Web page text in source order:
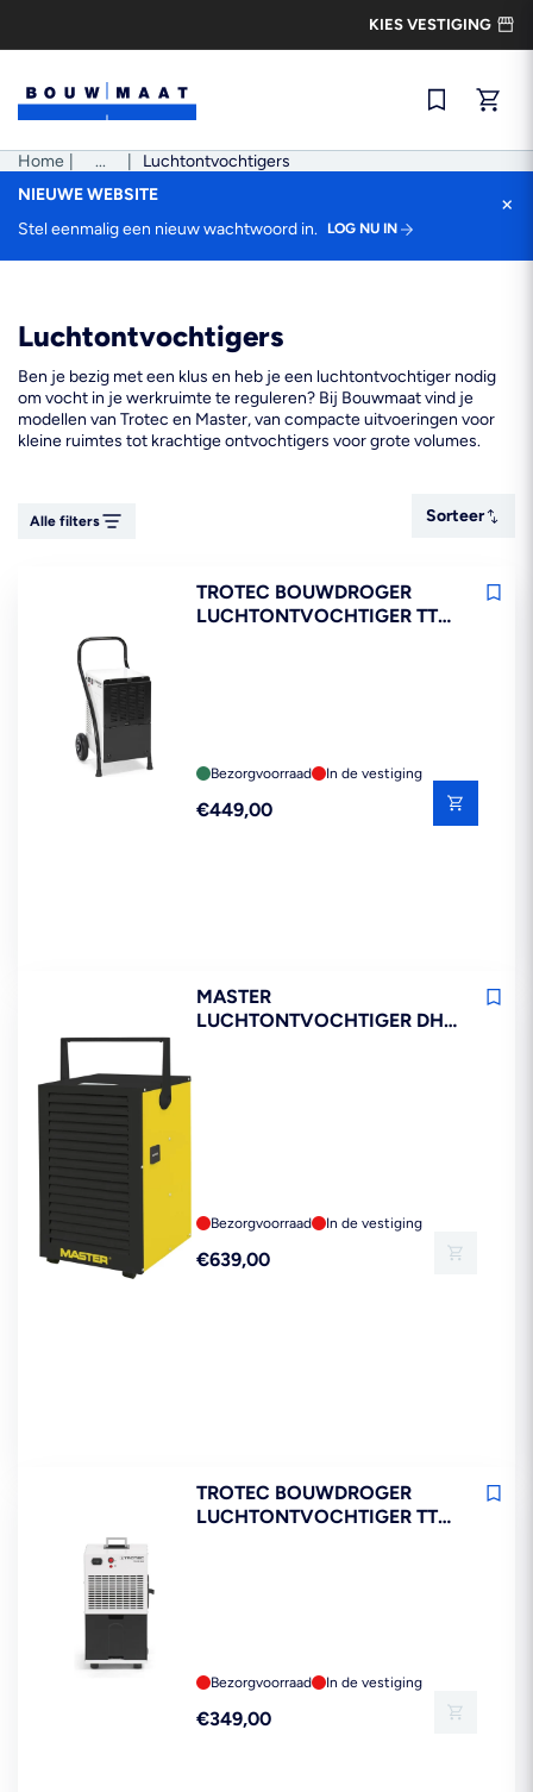
inhoud
KIES VESTIGING
Snel
Home ...
Pad
Luchtontvochtigers
NIEUWE WEBSITE
Stel eenmalig een nieuw wachtwoord in.
LOG NU IN
×
Luchtontvochtigers
Ben je bezig met een klus en heb je een luchtontvochtiger nodig
om vocht in je werkruimte te reguleren? Bij Bouwmaat vind je
modellen van Trotec en Master, van compacte uitvoeringen voor
kleine ruimtes tot krachtige ontvochtigers voor grote volumes.
Alle filters
Sorteer
Sorteer
TROTEC BOUWDROGER
LUCHTONTVOCHTIGER TTK
Bezorgvoorraad In de vestiging
Reguliere
€449,00
MASTER
LUCHTONTVOCHTIGER DH
Bezorgvoorraad In de vestiging
Reguliere
€639,00
TROTEC BOUWDROGER
LUCHTONTVOCHTIGER TTK
Bezorgvoorraad In de vestiging
Reguliere
€349,00